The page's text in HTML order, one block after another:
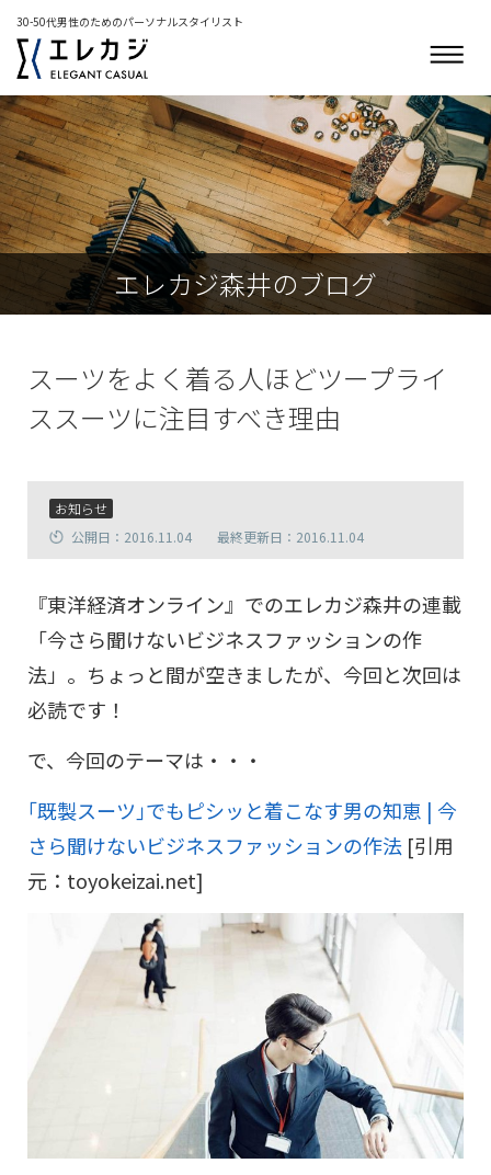
30-50代男性のためのパーソナルスタイリスト
エレカジ森井のブログ
スーツをよく着る人ほどツープライ
ススーツに注目すべき理由
お知らせ
公開日：2016.11.04
最終更新日：2016.11.04
『東洋経済オンライン』でのエレカジ森井の連載
「今さら聞けないビジネスファッションの作
法」。ちょっと間が空きましたが、今回と次回は
必読です！
で、今回のテーマは・・・
｢既製スーツ｣でもピシッと着こなす男の知恵 | 今
さら聞けないビジネスファッションの作法 [引用
元：toyokeizai.net]